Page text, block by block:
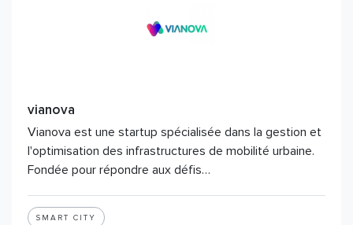
vianova
Vianova est une startup spécialisée dans la gestion et
l'optimisation des infrastructures de mobilité urbaine.
Fondée pour répondre aux défis…
SMART CITY